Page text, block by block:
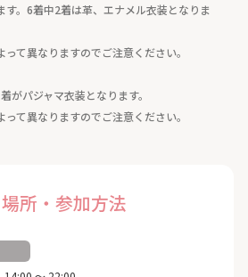
す。6着中2着は革、エナメル衣装となりま
て異なりますのでご注意ください。
がパジャマ衣装となります。
て異なりますのでご注意ください。
所・参加方法